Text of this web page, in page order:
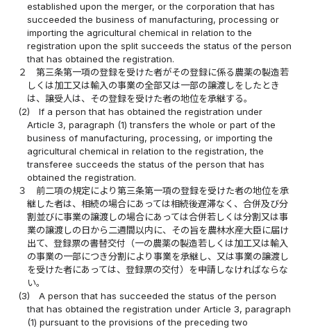
established upon the merger, or the corporation that has
succeeded the business of manufacturing, processing or
importing the agricultural chemical in relation to the
registration upon the split succeeds the status of the person
that has obtained the registration.
２
第三条第一項の登録を受けた者がその登録に係る農薬の製造若
しくは加工又は輸入の事業の全部又は一部の譲渡しをしたとき
は、譲受人は、その登録を受けた者の地位を承継する。
(2)
If a person that has obtained the registration under
Article 3, paragraph (1) transfers the whole or part of the
business of manufacturing, processing, or importing the
agricultural chemical in relation to the registration, the
transferee succeeds the status of the person that has
obtained the registration.
３
前二項の規定により第三条第一項の登録を受けた者の地位を承
継した者は、相続の場合にあっては相続後遅滞なく、合併及び分
割並びに事業の譲渡しの場合にあっては合併若しくは分割又は事
業の譲渡しの日から二週間以内に、その旨を農林水産大臣に届け
出て、登録票の書替交付（一の農薬の製造若しくは加工又は輸入
の事業の一部につき分割により事業を承継し、又は事業の譲渡し
を受けた者にあっては、登録票の交付）を申請しなければならな
い。
(3)
A person that has succeeded the status of the person
that has obtained the registration under Article 3, paragraph
(1) pursuant to the provisions of the preceding two